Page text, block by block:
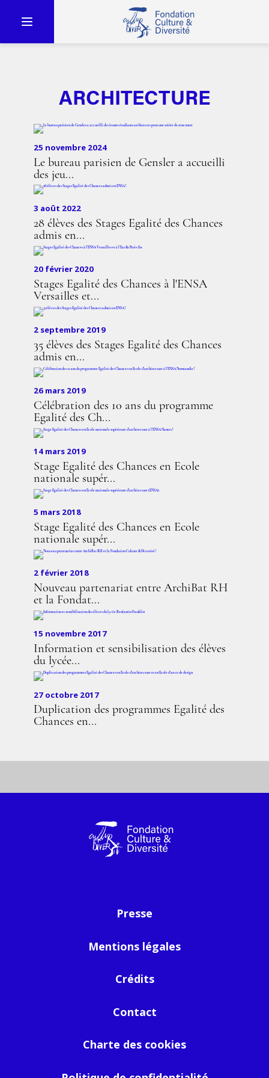
ARCHITECTURE
25 novembre 2024
Le bureau parisien de Gensler a accueilli
des jeu...
3 août 2022
28 élèves des Stages Egalité des Chances
admis en...
20 février 2020
Stages Egalité des Chances à l'ENSA
Versailles et...
2 septembre 2019
35 élèves des Stages Egalité des Chances
admis en...
26 mars 2019
Célébration des 10 ans du programme
Egalité des Ch...
14 mars 2019
Stage Egalité des Chances en Ecole
nationale supér...
5 mars 2018
Stage Egalité des Chances en Ecole
nationale supér...
2 février 2018
Nouveau partenariat entre ArchiBat RH
et la Fondat...
15 novembre 2017
Information et sensibilisation des élèves
du lycée...
27 octobre 2017
Duplication des programmes Egalité des
Chances en...
Presse
Mentions légales
Crédits
Contact
Charte des cookies